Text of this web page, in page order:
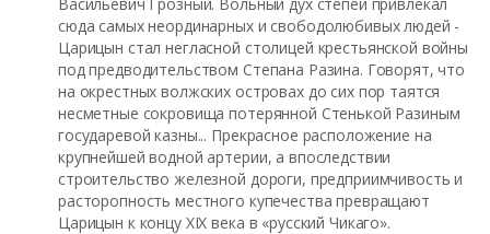
сюда самых неординарных и свободолюбивых людей -
Царицын стал негласной столицей крестьянской войны
под предводительством Степана Разина. Говорят, что
на окрестных волжских островах до сих пор таятся
несметные сокровища потерянной Стенькой Разиным
государевой казны... Прекрасное расположение на
крупнейшей водной артерии, а впоследствии
строительство железной дороги, предприимчивость и
расторопность местного купечества превращают
Царицын к концу XIX века в «русский Чикаго».